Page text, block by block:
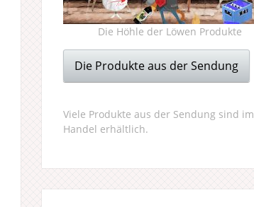
Die Höhle der Löwen Produkte
Die Produkte aus der Sendung
Viele Produkte aus der Sendung sind im
Handel erhältlich.